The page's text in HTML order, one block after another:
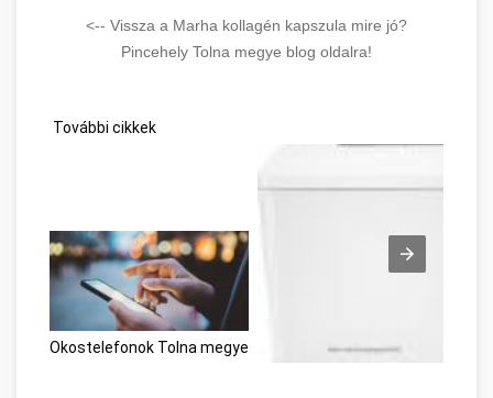
<-- Vissza a Marha kollagén kapszula mire jó?
Pincehely Tolna megye blog oldalra!
További cikkek
Okostelefonok Tolna megye